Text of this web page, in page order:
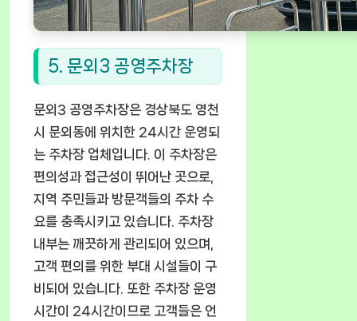
5. 문외3 공영주차장
문외3 공영주차장은 경상북도 영천
시 문외동에 위치한 24시간 운영되
는 주차장 업체입니다. 이 주차장은
편의성과 접근성이 뛰어난 곳으로,
지역 주민들과 방문객들의 주차 수
요를 충족시키고 있습니다. 주차장
내부는 깨끗하게 관리되어 있으며,
고객 편의를 위한 부대 시설들이 구
비되어 있습니다. 또한 주차장 운영
시간이 24시간이므로 고객들은 언